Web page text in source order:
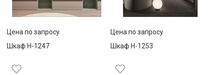
Цена по запросу
Шкаф Н-1247
Цена по запросу
Шкаф Н-1253